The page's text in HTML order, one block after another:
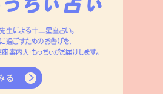
生による十二星座占い。
過ごすためのお告げを、
案内人・もっちぃがお届けします。
る